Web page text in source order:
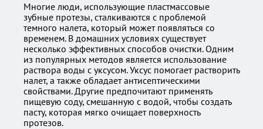
Многие люди, использующие пластмассовые
зубные протезы, сталкиваются с проблемой
темного налета, который может появляться со
временем. В домашних условиях существует
несколько эффективных способов очистки. Одним
из популярных методов является использование
раствора воды с уксусом. Уксус помогает растворить
налет, а также обладает антисептическими
свойствами. Другие предпочитают применять
пищевую соду, смешанную с водой, чтобы создать
пасту, которая мягко очищает поверхность
протезов.